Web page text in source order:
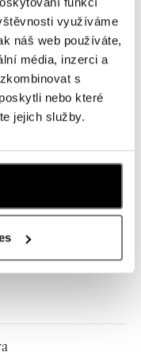
využíváme
náš web používáte,
média, inzerci a
s
nebo které
jejich služby.